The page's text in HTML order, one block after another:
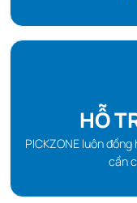
HỖ
PICKZONE luôn
cần